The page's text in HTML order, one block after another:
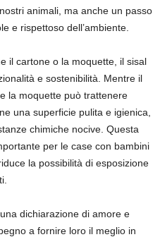
animali, ma anche un passo
e rispettoso dell’ambiente.
il cartone o la moquette, il sisal
e sostenibilità. Mentre il
la moquette può trattenere
una superficie pulita e igienica,
chimiche nocive. Questa
per le case con bambini
la possibilità di esposizione
dichiarazione di amore e
a fornire loro il meglio in